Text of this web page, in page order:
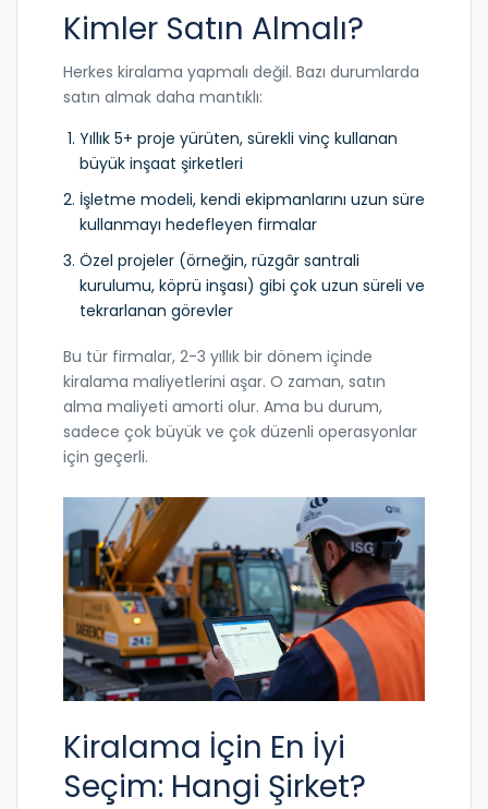
Kimler Satın Almalı?
Herkes kiralama yapmalı değil. Bazı durumlarda
satın almak daha mantıklı:
Yıllık 5+ proje yürüten, sürekli vinç kullanan
büyük inşaat şirketleri
İşletme modeli, kendi ekipmanlarını uzun süre
kullanmayı hedefleyen firmalar
Özel projeler (örneğin, rüzgâr santrali
kurulumu, köprü inşası) gibi çok uzun süreli ve
tekrarlanan görevler
Bu tür firmalar, 2-3 yıllık bir dönem içinde
kiralama maliyetlerini aşar. O zaman, satın
alma maliyeti amorti olur. Ama bu durum,
sadece çok büyük ve çok düzenli operasyonlar
için geçerli.
Kiralama İçin En İyi
Seçim: Hangi Şirket?